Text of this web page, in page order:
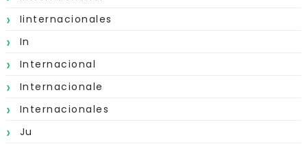
Iinternacionales
In
Internacional
Internacionale
Internacionales
Ju